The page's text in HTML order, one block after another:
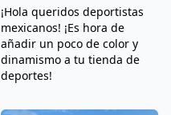
¡Hola queridos deportistas
mexicanos! ¡Es hora de
añadir un poco de color y
dinamismo a tu tienda de
deportes!